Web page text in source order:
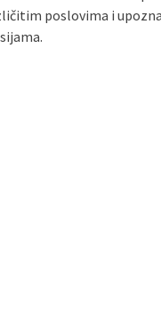
poslovima i